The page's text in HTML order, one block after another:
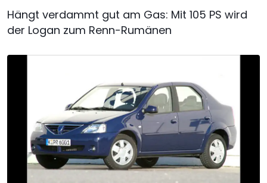
Hängt verdammt gut am Gas: Mit 105 PS wird
der Logan zum Renn-Rumänen